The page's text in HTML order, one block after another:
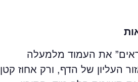
את העמוד מלמעלה
העליון של הדף, ורק אחוז קטן